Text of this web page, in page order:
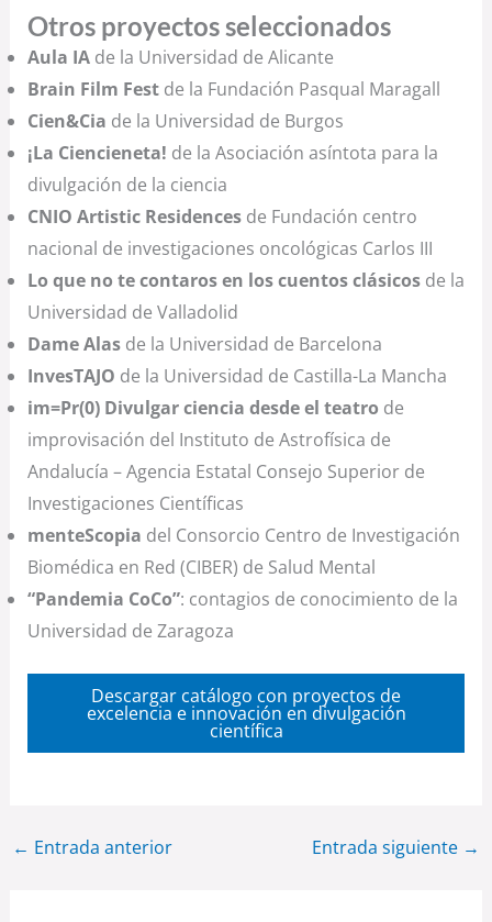
Otros proyectos seleccionados
Aula IA de la Universidad de Alicante
Brain Film Festde la Fundación Pasqual Maragall
Cien&Cia de la Universidad de Burgos
¡La Ciencieneta! de la Asociación asíntota para la
divulgación de la ciencia
CNIO Artistic Residencesde Fundación centro
nacional de investigaciones oncológicas Carlos III
Lo que no te contaros en los cuentos clásicos de la
Universidad de Valladolid
Dame Alasde la Universidad de Barcelona
InvesTAJO de la Universidad de Castilla-La Mancha
im=Pr(0) Divulgar ciencia desde el teatro de
improvisación del Instituto de Astrofísica de
Andalucía – Agencia Estatal Consejo Superior de
Investigaciones Científicas
menteScopia del Consorcio Centro de Investigación
Biomédica en Red (CIBER) de Salud Mental
“Pandemia CoCo”: contagios de conocimiento de la
Universidad de Zaragoza
Descargar catálogo con proyectos de
excelencia e innovación en divulgación
científica
← Entrada anterior Entrada siguiente →